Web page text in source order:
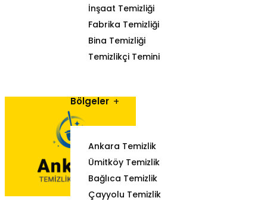
İnşaat Temizliği
Fabrika Temizliği
Bina Temizliği
Temizlikçi Temini
Bölgeler
Ankara Temizlik
Ümitköy Temizlik
Bağlıca Temizlik
Çayyolu Temizlik